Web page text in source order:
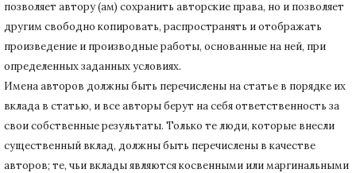
позволяет автору (ам) сохранить авторские права, но и позволяет
другим свободно копировать, распространять и отображать
произведение и производные работы, основанные на ней, при
определенных заданных условиях.
Имена авторов должны быть перечислены на статье в порядке их
вклада в статью, и все авторы берут на себя ответственность за
свои собственные результаты. Только те люди, которые внесли
существенный вклад, должны быть перечислены в качестве
авторов; те, чьи вклады являются косвенными или маргинальными